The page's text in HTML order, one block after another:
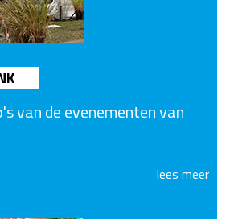
van de evenementen van
lees meer